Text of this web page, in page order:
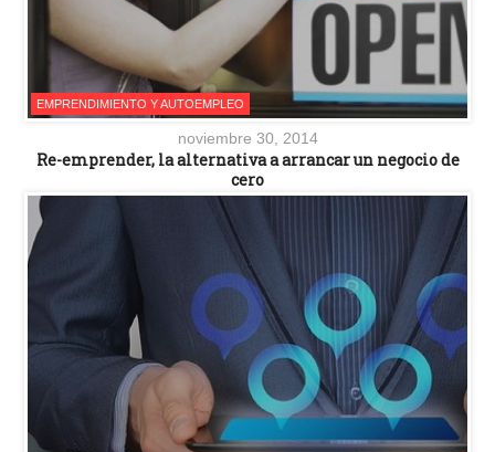
EMPRENDIMIENTO Y AUTOEMPLEO
noviembre 30, 2014
Re-emprender, la alternativa a arrancar un negocio de
cero